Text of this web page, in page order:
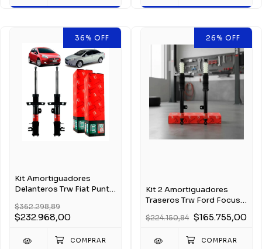
36% OFF
Kit Amortiguadores
Delanteros Trw Fiat Punto
$362.298,89
$232.968,00
26% OFF
Kit 2 Amortiguadores
Traseros Trw Ford Focus
$224.150,84 $165.755,00